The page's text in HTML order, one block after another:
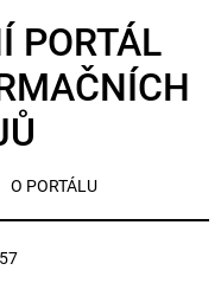
PORTÁL
O PORTÁLU